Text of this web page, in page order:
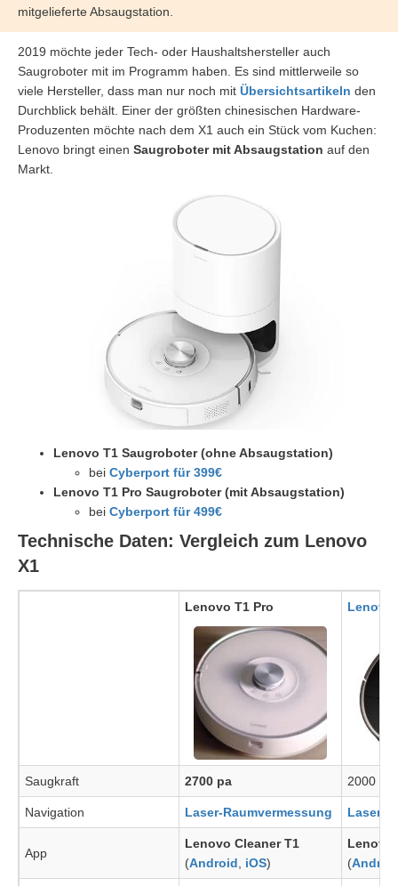
mitgelieferte Absaugstation.
2019 möchte jeder Tech- oder Haushaltshersteller auch
Saugroboter mit im Programm haben. Es sind mittlerweile so
viele Hersteller, dass man nur noch mit Übersichtsartikeln den
Durchblick behält. Einer der größten chinesischen Hardware-
Produzenten möchte nach dem X1 auch ein Stück vom Kuchen:
Lenovo bringt einen Saugroboter mit Absaugstation auf den
Markt.
Lenovo T1 Saugroboter (ohne Absaugstation)
bei Cyberport für 399€
Lenovo T1 Pro Saugroboter (mit Absaugstation)
bei Cyberport für 499€
Technische Daten: Vergleich zum Lenovo
X1
Lenovo T1 Pro Lenovo
Saugkraft 2700 pa 2000 pa
Navigation Laser-Raumvermessung Laser-
App
Lenovo Cleaner T1
(Android iOS)
Lenovo
(